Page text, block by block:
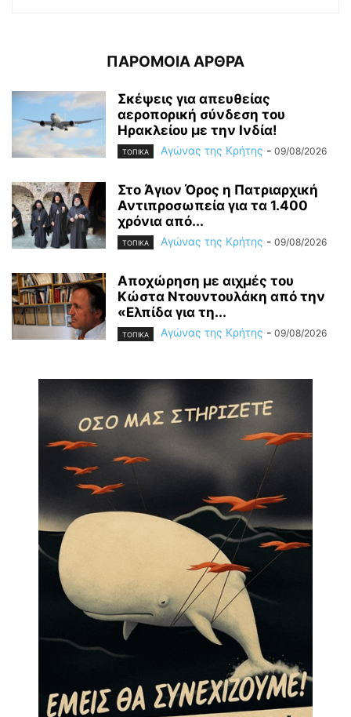
ΠΑΡΟΜΟΙΑ ΑΡΘΡΑ
Σκέψεις για απευθείας
αεροπορική σύνδεση του
Ηρακλείου με την Ινδία!
ΤΟΠΙΚΑ Αγώνας της Κρήτης - 09/08/2026
Στο Άγιον Όρος η Πατριαρχική
Αντιπροσωπεία για τα 1.400
χρόνια από...
ΤΟΠΙΚΑ Αγώνας της Κρήτης - 09/08/2026
Αποχώρηση με αιχμές του
Κώστα Ντουντουλάκη από την
«Ελπίδα για τη...
ΤΟΠΙΚΑ Αγώνας της Κρήτης - 09/08/2026